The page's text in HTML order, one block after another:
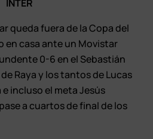
INTER
queda fuera de la Copa del
en casa ante un Movistar
0-6 en el Sebastián
Raya y los tantos de Lucas
incluso el meta Jesús
a cuartos de final de los